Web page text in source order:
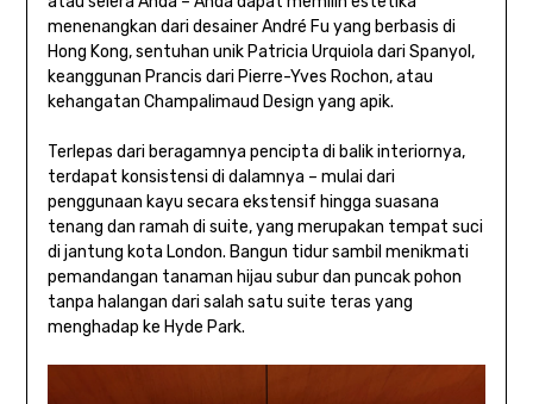
menenangkan dari desainer André Fu yang berbasis di
Hong Kong, sentuhan unik Patricia Urquiola dari Spanyol,
keanggunan Prancis dari Pierre-Yves Rochon, atau
kehangatan Champalimaud Design yang apik.
Terlepas dari beragamnya pencipta di balik interiornya,
terdapat konsistensi di dalamnya – mulai dari
penggunaan kayu secara ekstensif hingga suasana
tenang dan ramah di suite, yang merupakan tempat suci
di jantung kota London. Bangun tidur sambil menikmati
pemandangan tanaman hijau subur dan puncak pohon
tanpa halangan dari salah satu suite teras yang
menghadap ke Hyde Park.